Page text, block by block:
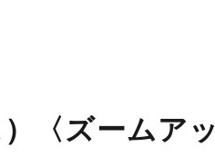
〈ズームアッ